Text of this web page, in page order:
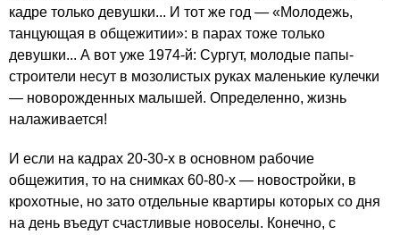
кадре только девушки... И тот же год — «Молодежь,
танцующая в общежитии»: в парах тоже только
девушки... А вот уже 1974-й: Сургут, молодые папы-
строители несут в мозолистых руках маленькие кулечки
— новорожденных малышей. Определенно, жизнь
налаживается!
И если на кадрах 20-30-х в основном рабочие
общежития, то на снимках 60-80-х — новостройки, в
крохотные, но зато отдельные квартиры которых со дня
на день въедут счастливые новоселы. Конечно, с